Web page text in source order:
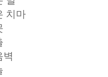
치마
벽